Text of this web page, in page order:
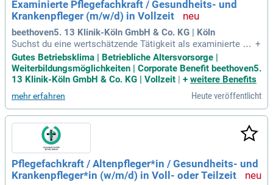
n und die Zukunft der Medizin zu gestalten.
Examinierte Pflegefachkraft / Gesundheits- und
Krankenpfleger (m/w/d) in Vollzeit
beethoven5. 13 Klinik-Köln GmbH & Co. KG | Köln
Suchst du eine wertschätzende Tätigkeit als examinierte Pfl
egefachkraft oder Gesundheits- und Krankenpfleger (m/w/d)
in Vollzeit? In unserem Team erlebst du einen stressfreien
Arbeitsalltag, der deine Ideen und Kreativität fördert. Wir set
die Arbeit Freude bereitet. Genieße eine attraktive, leistungs
gerechte Vergütung und 30 Tage Urlaub im Jahr. Zudem sind
wir an Karneval, Weihnachten und Silvester geschlossen, un
d Wochenenddienste finden nur nach Vereinbarung statt. We
rde Teil unseres Teams und erlebe Patientenversorgung ohn
e den typischen Krankenhausstress!
+
Gutes Betriebsklima | Betriebliche Altersvorsorge |
Weiterbildungsmöglichkeiten | Corporate Benefit beethoven5.
13 Klinik-Köln GmbH & Co. KG | Vollzeit | + weitere Benefits
mehr erfahren Heute veröffentlicht
Pflegefachkraft / Altenpfleger*in / Gesundheits- und
Krankenpfleger*in (w/m/d) in Voll- oder Teilzeit